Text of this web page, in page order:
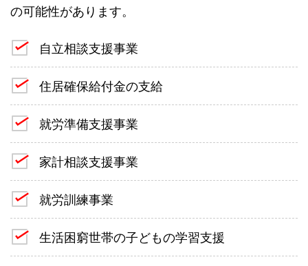
の可能性があります。
自立相談支援事業
住居確保給付金の支給
就労準備支援事業
家計相談支援事業
就労訓練事業
生活困窮世帯の子どもの学習支援